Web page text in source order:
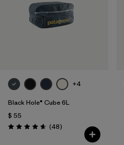
+4
Black Hole® Cube 6L
$ 55
Valoración: 4.7 / 5
(48Comentarios
)